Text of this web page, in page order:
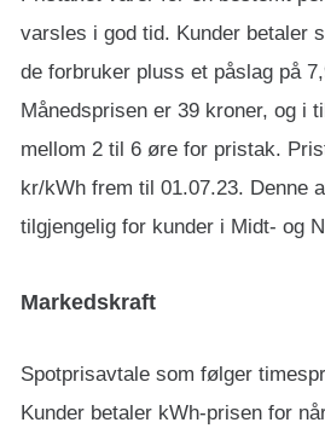
varsles i god tid. Kunder betaler
de forbruker pluss et påslag på
Månedsprisen er 39 kroner, og i
mellom 2 til 6 øre for pristak.
kr/kWh frem til 01.07.23. Denne
tilgjengelig for kunder i Midt- og
Markedskraft
Spotprisavtale som følger
Kunder betaler kWh-prisen for